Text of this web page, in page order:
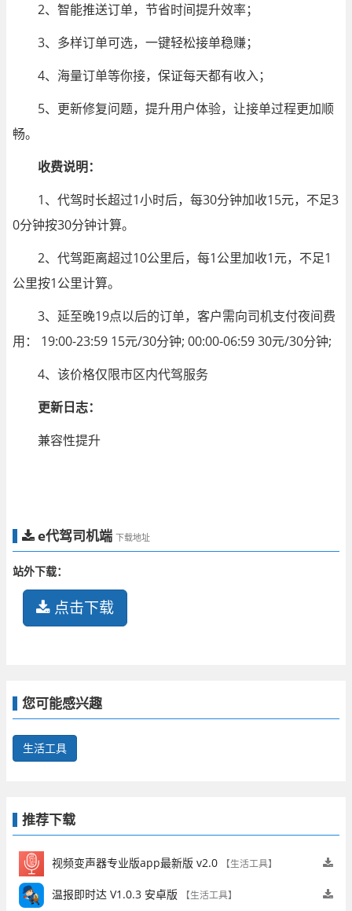
2、智能推送订单，节省时间提升效率；
3、多样订单可选，一键轻松接单稳赚；
4、海量订单等你接，保证每天都有收入；
5、更新修复问题，提升用户体验，让接单过程更加顺
畅。
收费说明：
1、代驾时长超过1小时后，每30分钟加收15元，不足3
0分钟按30分钟计算。
2、代驾距离超过10公里后，每1公里加收1元，不足1
公里按1公里计算。
3、延至晚19点以后的订单，客户需向司机支付夜间费
用： 19:00-23:59 15元/30分钟; 00:00-06:59 30元/30分钟;
4、该价格仅限市区内代驾服务
更新日志：
兼容性提升
e代驾司机端 下载地址
站外下载：
点击下载
您可能感兴趣
生活工具
推荐下载
视频变声器专业版app最新版 v2.0 【生活工具】
温报即时达 V1.0.3 安卓版 【生活工具】